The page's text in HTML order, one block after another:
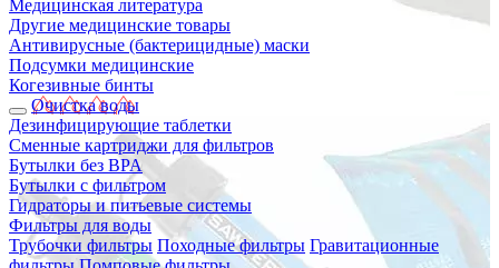
Медицинская литература
Другие медицинские товары
Антивирусные (бактерицидные) маски
Подсумки медицинские
Когезивные бинты
Очистка воды
Дезинфицирующие таблетки
Сменные картриджи для фильтров
Бутылки без BPA
Бутылки с фильтром
Гидраторы и питьевые системы
Фильтры для воды
Трубочки фильтры Походные фильтры Гравитационные